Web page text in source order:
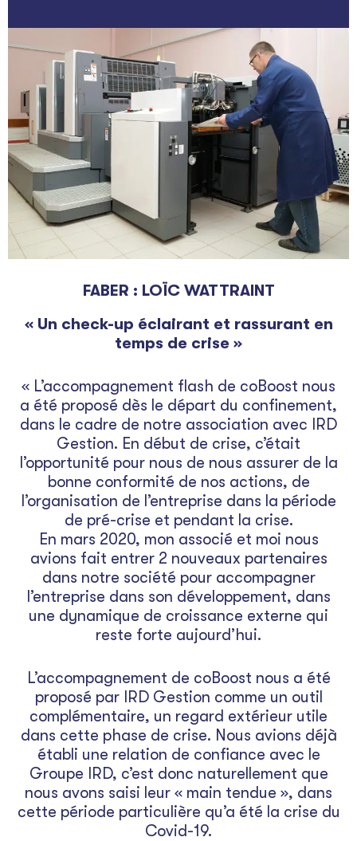
FABER : LOÏC WATTRAINT
« Un check-up éclairant et rassurant en
temps de crise »
« L’accompagnement flash de coBoost nous
a été proposé dès le départ du confinement,
dans le cadre de notre association avec IRD
Gestion. En début de crise, c’était
l’opportunité pour nous de nous assurer de la
bonne conformité de nos actions, de
l’organisation de l’entreprise dans la période
de pré-crise et pendant la crise.
En mars 2020, mon associé et moi nous
avions fait entrer 2 nouveaux partenaires
dans notre société pour accompagner
l’entreprise dans son développement, dans
une dynamique de croissance externe qui
reste forte aujourd’hui.
L’accompagnement de coBoost nous a été
proposé par IRD Gestion comme un outil
complémentaire, un regard extérieur utile
dans cette phase de crise. Nous avions déjà
établi une relation de confiance avec le
Groupe IRD, c’est donc naturellement que
nous avons saisi leur « main tendue », dans
cette période particulière qu’a été la crise du
Covid-19.